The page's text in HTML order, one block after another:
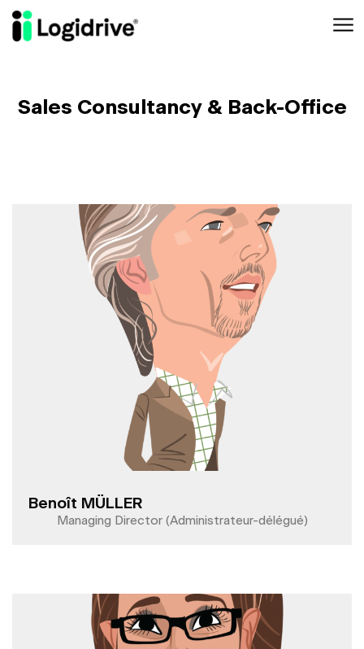
Aller au contenu principal
Sales Consultancy & Back-Office
Benoît MÜLLER
Managing Director (Administrateur-délégué)